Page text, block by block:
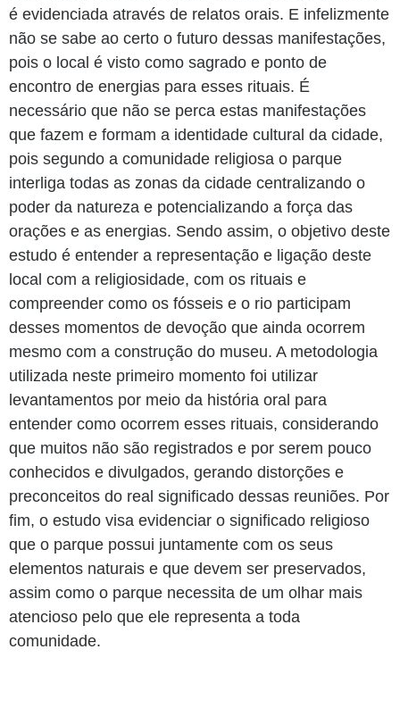
é evidenciada através de relatos orais. E infelizmente
não se sabe ao certo o futuro dessas manifestações,
pois o local é visto como sagrado e ponto de
encontro de energias para esses rituais. É
necessário que não se perca estas manifestações
que fazem e formam a identidade cultural da cidade,
pois segundo a comunidade religiosa o parque
interliga todas as zonas da cidade centralizando o
poder da natureza e potencializando a força das
orações e as energias. Sendo assim, o objetivo deste
estudo é entender a representação e ligação deste
local com a religiosidade, com os rituais e
compreender como os fósseis e o rio participam
desses momentos de devoção que ainda ocorrem
mesmo com a construção do museu. A metodologia
utilizada neste primeiro momento foi utilizar
levantamentos por meio da história oral para
entender como ocorrem esses rituais, considerando
que muitos não são registrados e por serem pouco
conhecidos e divulgados, gerando distorções e
preconceitos do real significado dessas reuniões. Por
fim, o estudo visa evidenciar o significado religioso
que o parque possui juntamente com os seus
elementos naturais e que devem ser preservados,
assim como o parque necessita de um olhar mais
atencioso pelo que ele representa a toda
comunidade.